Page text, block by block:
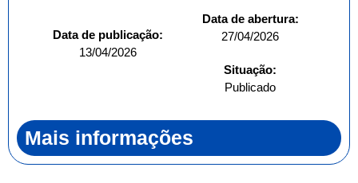
Data de publicação:
13/04/2026
Data de abertura:
27/04/2026
Situação:
Publicado
Mais informações